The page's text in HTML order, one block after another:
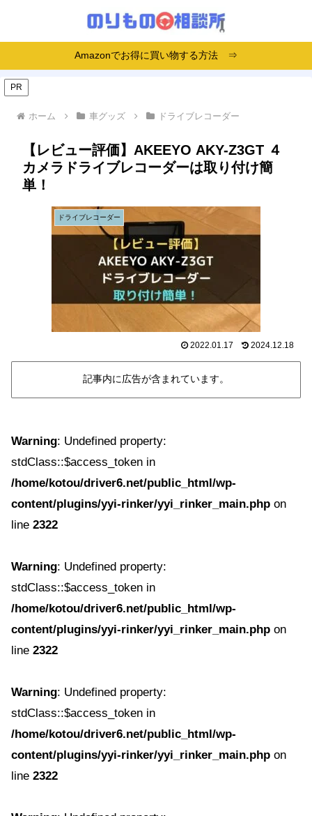
Amazonでお得に買い物する方法 ⇒
PR
ホーム 車グッズ ドライブレコーダー
【レビュー評価】AKEEYO AKY-Z3GT ４
カメラドライブレコーダーは取り付け簡
単！
ドライブレコーダー
2022.01.17 2024.12.18
記事内に広告が含まれています。
Warning: Undefined property:
stdClass::$access_token in
/home/kotou/driver6.net/public_html/wp-
content/plugins/yyi-rinker/yyi_rinker_main.php on
line 2322
Warning: Undefined property:
stdClass::$access_token in
/home/kotou/driver6.net/public_html/wp-
content/plugins/yyi-rinker/yyi_rinker_main.php on
line 2322
Warning: Undefined property:
stdClass::$access_token in
/home/kotou/driver6.net/public_html/wp-
content/plugins/yyi-rinker/yyi_rinker_main.php on
line 2322